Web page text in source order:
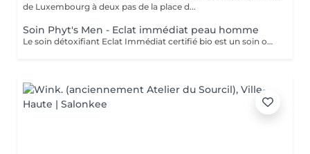
de Luxembourg à deux pas de la place d...
Soin Phyt's Men - Eclat immédiat peau homme
Le soin détoxifiant Eclat Immédiat certifié bio est un soin oxygénant et défatigant, destiné à toutes les peaux masculines, est idéal pour les épidermes asphyxiés ou les teints brouillés. Nettoyage - gommage - extraction des comédons avec vapeur - massage - masque. Enrichi en ginseng, aloé vera et huiles végétales nourrissantes, il hydrate, apaise et revitalise la peau.